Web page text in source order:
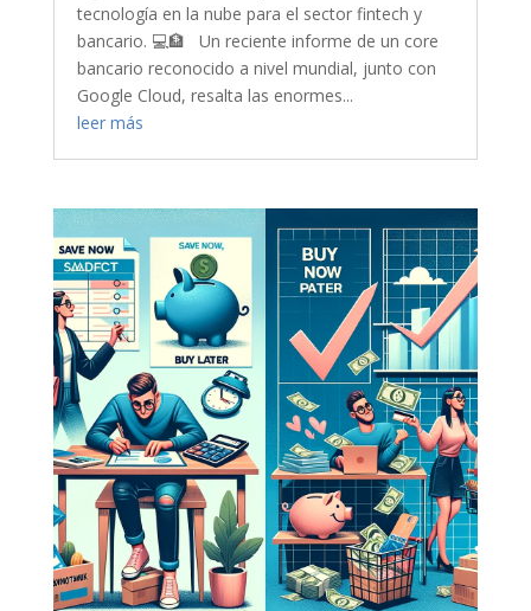
tecnología en la nube para el sector fintech y
bancario. 💻🏦 Un reciente informe de un core
bancario reconocido a nivel mundial, junto con
Google Cloud, resalta las enormes...
leer más